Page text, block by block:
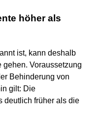
höher als
ist, kann deshalb
gehen. Voraussetzung
Behinderung von
gilt: Die
deutlich früher als die